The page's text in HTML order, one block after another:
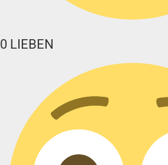
0 LIEBEN